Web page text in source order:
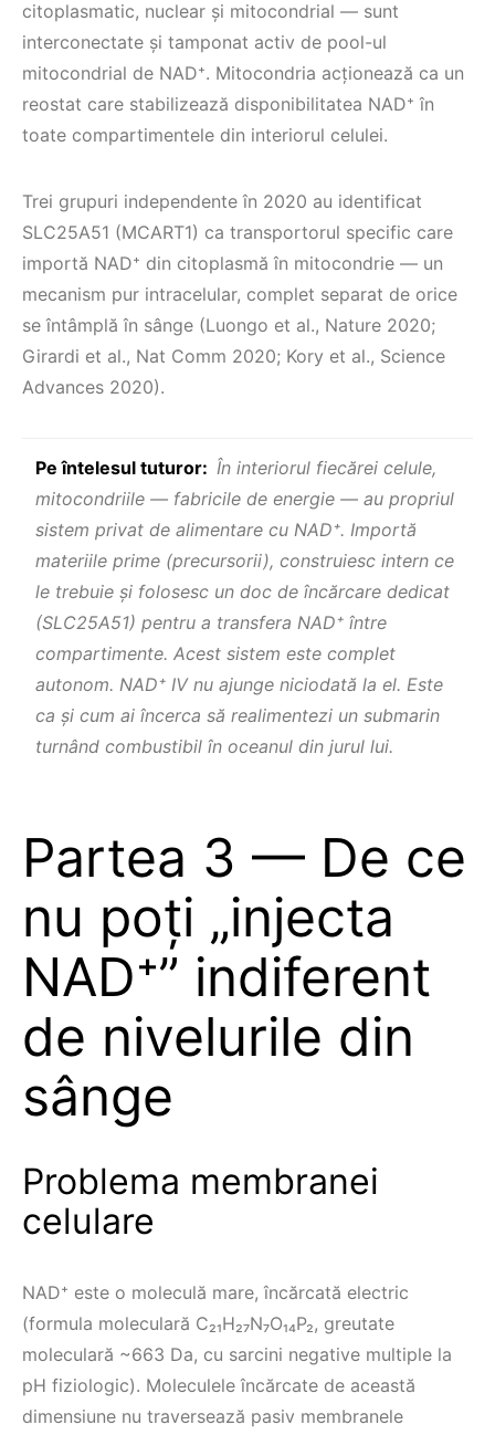
citoplasmatic, nuclear şi mitocondrial — sunt
interconectate şi tamponat activ de pool-ul
mitocondrial de NAD⁺. Mitocondria acționează ca un
reostat care stabilizează disponibilitatea NAD⁺ în
toate compartimentele din interiorul celulei.
Trei grupuri independente în 2020 au identificat
SLC25A51 (MCART1) ca transportorul specific care
importă NAD⁺ din citoplasmă în mitocondrie — un
mecanism pur intracelular, complet separat de orice
se întâmplă în sânge (Luongo et al., Nature 2020;
Girardi et al., Nat Comm 2020; Kory et al., Science
Advances 2020).
Pe întelesul tuturor: În interiorul fiecărei celule,
mitocondriile — fabricile de energie — au propriul
sistem privat de alimentare cu NAD⁺. Importă
materiile prime (precursorii), construiesc intern ce
le trebuie şi folosesc un doc de încărcare dedicat
(SLC25A51) pentru a transfera NAD⁺ între
compartimente. Acest sistem este complet
autonom. NAD⁺ IV nu ajunge niciodată la el. Este
ca şi cum ai încerca să realimentezi un submarin
turnând combustibil în oceanul din jurul lui.
Partea 3 — De ce
nu poți „injecta
NAD⁺” indiferent
de nivelurile din
sânge
Problema membranei
celulare
NAD⁺ este o moleculă mare, încărcată electric
(formula moleculară C₂₁H₂₇N₇O₁₄P₂, greutate
moleculară ~663 Da, cu sarcini negative multiple la
pH fiziologic). Moleculele încărcate de această
dimensiune nu traversează pasiv membranele